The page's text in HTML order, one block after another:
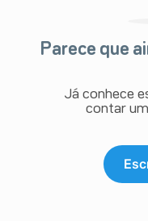
Parece que
Já conhece
contar